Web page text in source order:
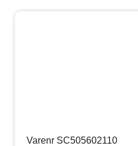
Varenr SC505602110